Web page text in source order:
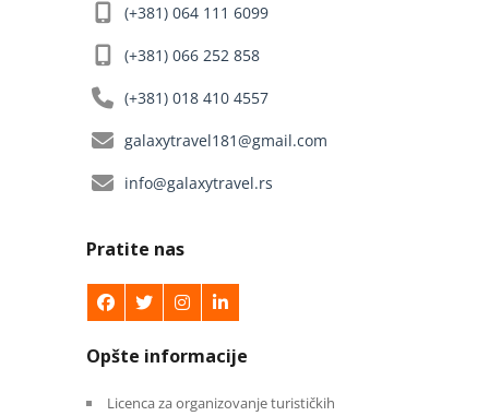
(+381) 064 111 6099
(+381) 066 252 858
(+381) 018 410 4557
galaxytravel181@gmail.com
info@galaxytravel.rs
Pratite nas
Opšte informacije
Licenca za organizovanje turističkih